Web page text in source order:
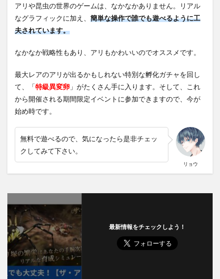
アリや昆虫の世界のゲームは、なかなかありません。リアル
なグラフィックに加え、 簡単な操作で誰でも遊べるように工
夫されています。
なかなか戦略性もあり、アリもかわいいのでオススメです。
最大レアのアリが出るかもしれない特別な孵化ガチャを回し
て、「特級異変卵 」がたくさん手に入ります。そして、これ
から開催される期間限定イベントに参加できますので、今が
始め時です。
リョウ
無料で遊べるので、気になったら是非チェッ
クしてみて下さい。
最新情報をチェックしよう！